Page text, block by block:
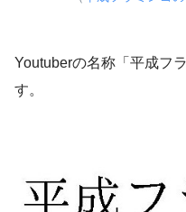
Youtuberの名称「平成フ
す。